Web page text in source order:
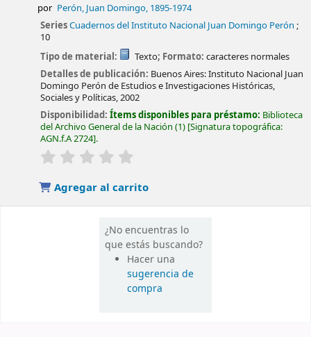
por Perón, Juan Domingo, 1895-1974
SeriesCuadernos del Instituto Nacional Juan Domingo Perón ;
10
Tipo de material:
Texto; Formato: caracteres normales
Detalles de publicación: Buenos Aires:Instituto Nacional Juan
Domingo Perón de Estudios e Investigaciones Históricas,
Sociales y Políticas,2002
Disponibilidad:Ítems disponibles para préstamo: Biblioteca
del Archivo General de la Nación (1) Signatura topográfica:
AGN.f.A 2724 .
valoración
Agregar al carrito
¿No encuentras lo
que estás buscando?
Hacer una
sugerencia de
compra